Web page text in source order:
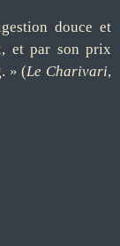
douce et
et par son prix
» (Le Charivari,